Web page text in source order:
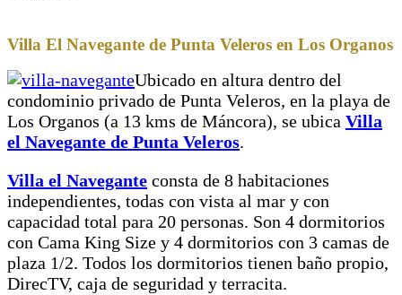
Villa El Navegante de Punta Veleros en Los Organos
Ubicado en altura dentro del
condominio privado de Punta Veleros, en la playa de
Los Organos (a 13 kms de Máncora), se ubica Villa
el Navegante de Punta Veleros.
Villa el Navegante consta de 8 habitaciones
independientes, todas con vista al mar y con
capacidad total para 20 personas. Son 4 dormitorios
con Cama King Size y 4 dormitorios con 3 camas de
plaza 1/2. Todos los dormitorios tienen baño propio,
DirecTV, caja de seguridad y terracita.